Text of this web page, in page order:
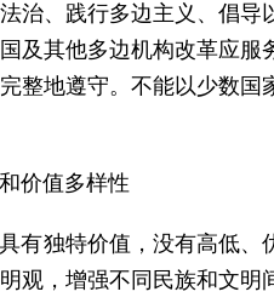
治、践行多边主义、倡
及其他多边机构改革应
整地遵守。不能以少数
价值多样性
有独特价值，没有高低
观，增强不同民族和文